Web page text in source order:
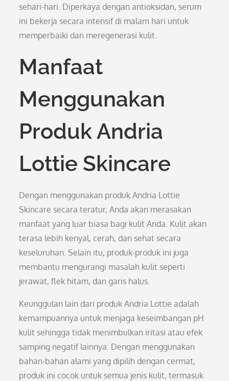
sehari-hari. Diperkaya dengan antioksidan, serum
ini bekerja secara intensif di malam hari untuk
memperbaiki dan meregenerasi kulit.
Manfaat
Menggunakan
Produk Andria
Lottie Skincare
Dengan menggunakan produk Andria Lottie
Skincare secara teratur, Anda akan merasakan
manfaat yang luar biasa bagi kulit Anda. Kulit akan
terasa lebih kenyal, cerah, dan sehat secara
keseluruhan. Selain itu, produk-produk ini juga
membantu mengurangi masalah kulit seperti
jerawat, flek hitam, dan garis halus.
Keunggulan lain dari produk Andria Lottie adalah
kemampuannya untuk menjaga keseimbangan pH
kulit sehingga tidak menimbulkan iritasi atau efek
samping negatif lainnya. Dengan menggunakan
bahan-bahan alami yang dipilih dengan cermat,
produk ini cocok untuk semua jenis kulit, termasuk